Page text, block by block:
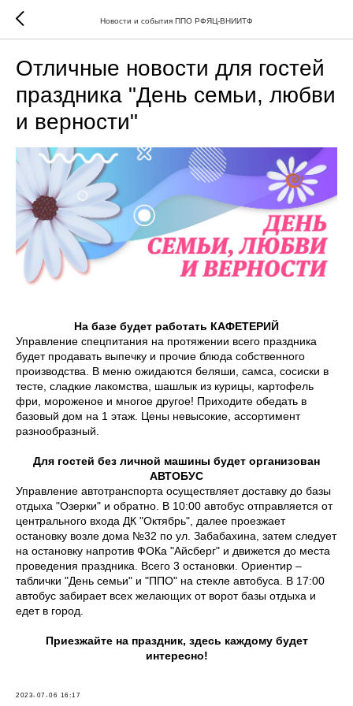
Новости и события ППО РФЯЦ-ВНИИТФ
Отличные новости для гостей
праздника "День семьи, любви
и верности"
На базе будет работать КАФЕТЕРИЙ
Управление спецпитания на протяжении всего праздника
будет продавать выпечку и прочие блюда собственного
производства. В меню ожидаются беляши, самса, сосиски в
тесте, сладкие лакомства, шашлык из курицы, картофель
фри, мороженое и многое другое! Приходите обедать в
базовый дом на 1 этаж. Цены невысокие, ассортимент
разнообразный.
Для гостей без личной машины будет организован
АВТОБУС
Управление автотранспорта осуществляет доставку до базы
отдыха "Озерки" и обратно. В 10:00 автобус отправляется от
центрального входа ДК "Октябрь", далее проезжает
остановку возле дома №32 по ул. Забабахина, затем следует
на остановку напротив ФОКа "Айсберг" и движется до места
проведения праздника. Всего 3 остановки. Ориентир –
таблички "День семьи" и "ППО" на стекле автобуса. В 17:00
автобус забирает всех желающих от ворот базы отдыха и
едет в город.
Приезжайте на праздник, здесь каждому будет
интересно!
2023-07-06 16:17